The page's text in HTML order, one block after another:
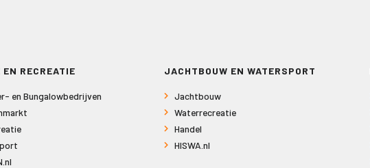
EN RECREATIE
en Bungalowbedrijven
JACHTBOUW EN WATERSPORT
Jachtbouw
Waterrecreatie
Handel
HISWA.nl